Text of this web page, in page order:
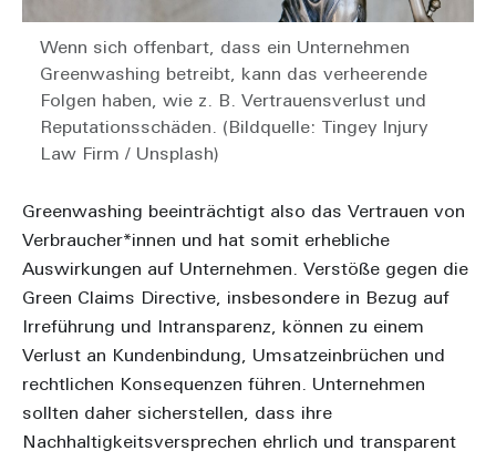
Wenn sich offenbart, dass ein Unternehmen
Greenwashing betreibt, kann das verheerende
Folgen haben, wie z. B. Vertrauensverlust und
Reputationsschäden. (Bildquelle: Tingey Injury
Law Firm / Unsplash)
Greenwashing beeinträchtigt also das Vertrauen von
Verbraucher*innen und hat somit erhebliche
Auswirkungen auf Unternehmen. Verstöße gegen die
Green Claims Directive, insbesondere in Bezug auf
Irreführung und Intransparenz, können zu einem
Verlust an Kundenbindung, Umsatzeinbrüchen und
rechtlichen Konsequenzen führen. Unternehmen
sollten daher sicherstellen, dass ihre
Nachhaltigkeitsversprechen ehrlich und transparent